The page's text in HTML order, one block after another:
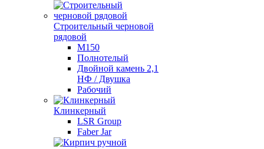
Строительный черновой
рядовой
М150
Полнотелый
Двойной камень 2,1
НФ / Двушка
Рабочий
Клинкерный
LSR Group
Faber Jar